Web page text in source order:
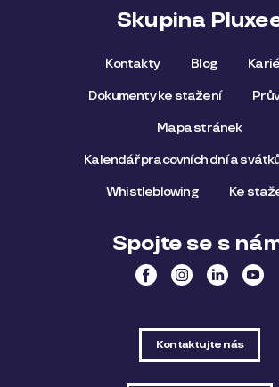
Skupina
Kontakty Blog
Dokumenty ke stažení
Mapa stránek
Kalendář pracovních dní a
Whistleblowing Ke
Spojte se s
Kontaktujte nás